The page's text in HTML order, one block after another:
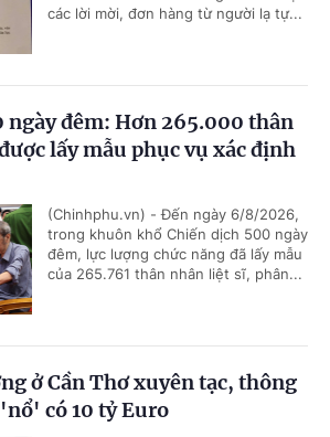
các lời mời, đơn hàng từ người lạ tự...
ngày đêm: Hơn 265.000 thân
lấy mẫu phục vụ xác định
(Chinhphu.vn) - Đến ngày 6/8/2026,
trong khuôn khổ Chiến dịch 500 ngày
đêm, lực lượng chức năng đã lấy mẫu
của 265.761 thân nhân liệt sĩ, phân...
ở Cần Thơ xuyên tạc, thông
có 10 tỷ Euro